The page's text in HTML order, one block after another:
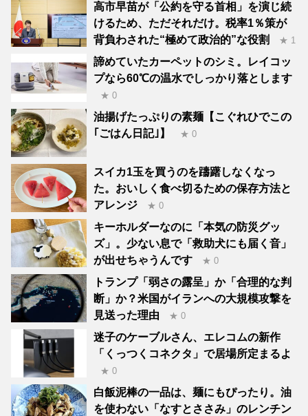
高市早苗が「公約を守る首相」を演じ続
けるため、ただそれだけ。税率1％策が
背負わされた“極めて政治的”な役割
★ 1
諦めていたカーペットのシミ。レイコッ
プなら60℃の温水でしっかり落とします
★ 0
油揚げたっぷりの素麺【こぐれひでこの
｢ごはん日記｣】
★ 0
スイカ1玉を買うのを躊躇しなくなっ
た。おいしく食べ切るための保存方法と
アレンジ
★ 0
キーホルダーなのに「本気の防災グッ
ズ」。少ない息で「救助犬にも届く音」
が出せちゃうんです
★ 0
トランプ「弱さの露呈」か「合理的な判
断」か？米国がイランへの大規模攻撃を
見送った理由
★ 0
迷子のケーブルさん、エレコムの新作
「くっつくコネクタ」で居場所定まるよ
★ 0
白飯泥棒の一品は、麺にもぴったり。油
を使わない「なすとささみ」のレンチン